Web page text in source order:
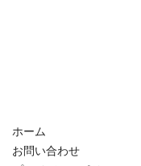
ホーム
お問い合わせ